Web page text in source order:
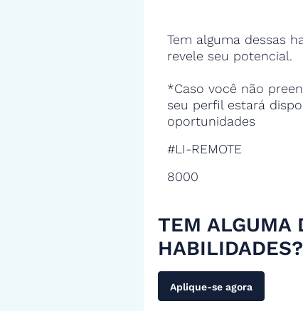
Tem alguma dessas
revele seu potencial.
*Caso você não
seu perfil estará
oportunidades
#LI-REMOTE
8000
TEM ALGUMA
HABILIDADES?
Aplique-se agora